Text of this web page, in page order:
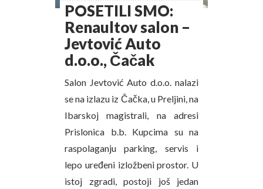
POSETILI SMO:
Renaultov salon –
Jevtović Auto
d.o.o., Čačak
Salon Jevtović Auto d.o.o. nalazi
se na izlazu iz Čačka, u Preljini, na
Ibarskoj magistrali, na adresi
Prislonica b.b. Kupcima su na
raspolaganju parking, servis i
lepo uređeni izložbeni prostor. U
istoj zgradi, postoji još jedan